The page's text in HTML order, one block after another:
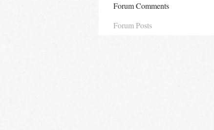
Forum Comments
Forum Posts